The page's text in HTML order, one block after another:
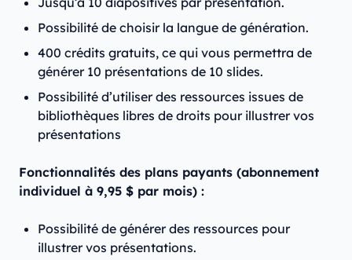
Possibilité de choisir la langue de génération.
400 crédits gratuits, ce qui vous permettra de
générer 10 présentations de 10 slides.
Possibilité d’utiliser des ressources issues de
bibliothèques libres de droits pour illustrer vos
présentations
Fonctionnalités des plans payants (abonnement
individuel à 9,95 $ par mois) :
Possibilité de générer des ressources pour
illustrer vos présentations.